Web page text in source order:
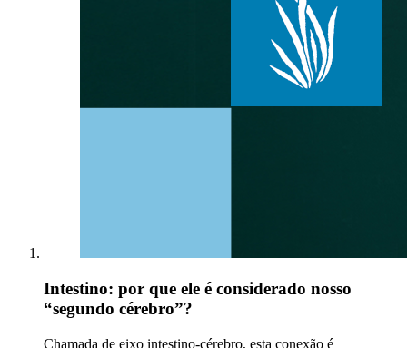
Intestino: por que ele é considerado nosso
“segundo cérebro”?
Chamada de eixo intestino-cérebro, esta conexão é